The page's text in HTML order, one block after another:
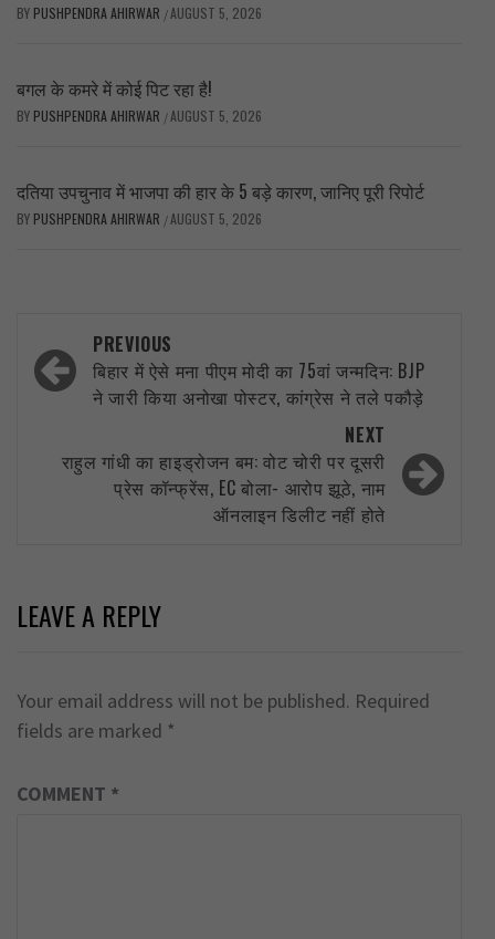
BY PUSHPENDRA AHIRWAR /AUGUST 5, 2026
बगल के कमरे में कोई पिट रहा है!
BY PUSHPENDRA AHIRWAR /AUGUST 5, 2026
दतिया उपचुनाव में भाजपा की हार के 5 बड़े कारण, जानिए पूरी रिपोर्ट
BY PUSHPENDRA AHIRWAR /AUGUST 5, 2026
Post
navigation
PREVIOUS
बिहार में ऐसे मना पीएम मोदी का 75वां जन्मदिन: BJP
ने जारी किया अनोखा पोस्टर, कांग्रेस ने तले पकौड़े
NEXT
राहुल गांधी का हाइड्रोजन बम: वोट चोरी पर दूसरी
प्रेस कॉन्फ्रेंस, EC बोला- आरोप झूठे, नाम
ऑनलाइन डिलीट नहीं होते
LEAVE A REPLY
Your email address will not be published. Required
fields are marked *
COMMENT *